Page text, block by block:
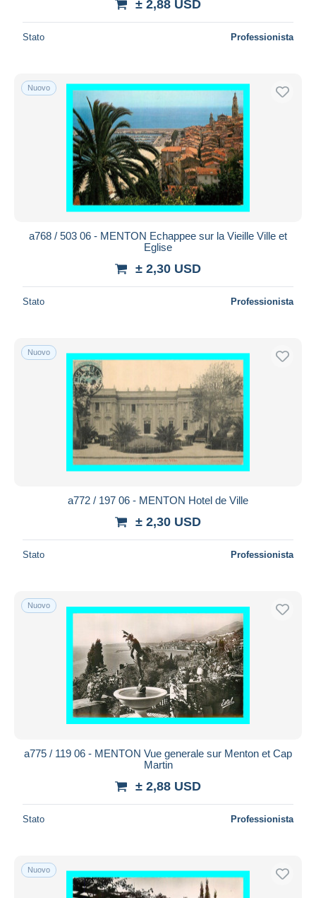
± 2,88 USD
Stato Professionista
Nuovo
a768 / 503 06 - MENTON Echappee sur la Vieille Ville et
Eglise
± 2,30 USD
Stato Professionista
Nuovo
a772 / 197 06 - MENTON Hotel de Ville
± 2,30 USD
Stato Professionista
Nuovo
a775 / 119 06 - MENTON Vue generale sur Menton et Cap
Martin
± 2,88 USD
Stato Professionista
Nuovo